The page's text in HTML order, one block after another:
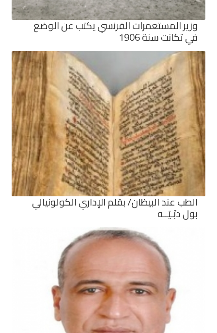
وزير المستعمرات الفرنسي يكتب عن الوضع
في تكانت سنة 1906
الطب عند البيظان/ بقلم الإداري الكولونيالي
بول دبْـيَــه